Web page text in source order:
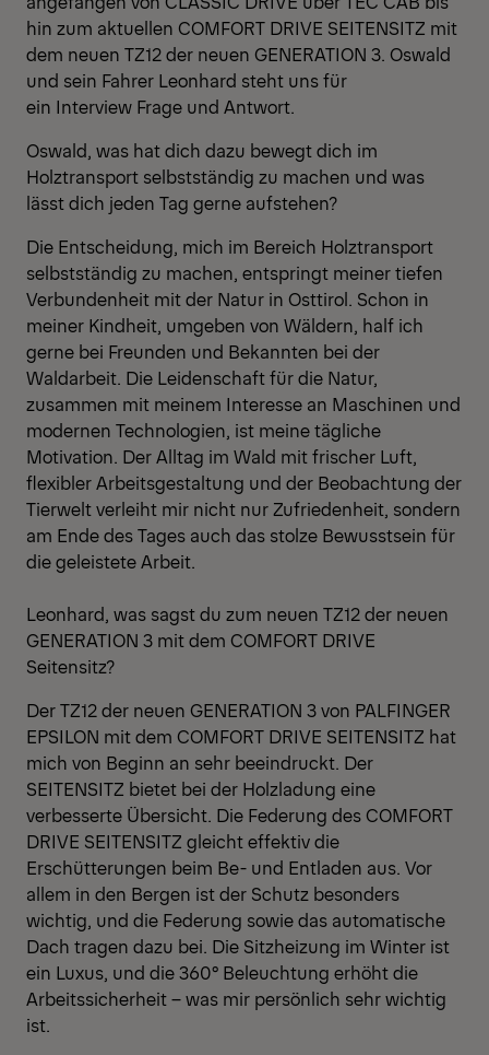
hin zum aktuellen COMFORT DRIVE SEITENSITZ mit
dem neuen TZ12 der neuen GENERATION 3. Oswald
und sein Fahrer Leonhard steht uns für
ein Interview Frage und Antwort.
Oswald, was hat dich dazu bewegt dich im
Holztransport selbstständig zu machen und was
lässt dich jeden Tag gerne aufstehen?
Die Entscheidung, mich im Bereich Holztransport
selbstständig zu machen, entspringt meiner tiefen
Verbundenheit mit der Natur in Osttirol. Schon in
meiner Kindheit, umgeben von Wäldern, half ich
gerne bei Freunden und Bekannten bei der
Waldarbeit. Die Leidenschaft für die Natur,
zusammen mit meinem Interesse an Maschinen und
modernen Technologien, ist meine tägliche
Motivation. Der Alltag im Wald mit frischer Luft,
flexibler Arbeitsgestaltung und der Beobachtung der
Tierwelt verleiht mir nicht nur Zufriedenheit, sondern
am Ende des Tages auch das stolze Bewusstsein für
die geleistete Arbeit.
Leonhard, was sagst du zum neuen TZ12 der neuen
GENERATION 3 mit dem COMFORT DRIVE
Seitensitz?
Der TZ12 der neuen GENERATION 3 von PALFINGER
EPSILON mit dem COMFORT DRIVE SEITENSITZ hat
mich von Beginn an sehr beeindruckt. Der
SEITENSITZ bietet bei der Holzladung eine
verbesserte Übersicht. Die Federung des COMFORT
DRIVE SEITENSITZ gleicht effektiv die
Erschütterungen beim Be- und Entladen aus. Vor
allem in den Bergen ist der Schutz besonders
wichtig, und die Federung sowie das automatische
Dach tragen dazu bei. Die Sitzheizung im Winter ist
ein Luxus, und die 360° Beleuchtung erhöht die
Arbeitssicherheit – was mir persönlich sehr wichtig
ist.